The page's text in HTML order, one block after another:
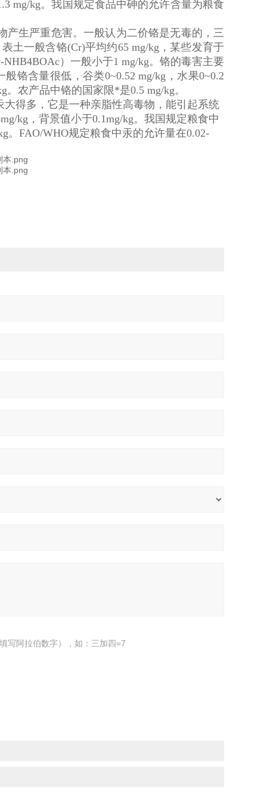
mg/kg。我国规定食品中砷的允许含量为粮食
生严重危害。一般认为二价铬是无毒的，三
土一般含铬(Cr)平均约65 mg/kg，某些发育于
）一般小于1 mg/kg。铬的毒害主要
铬含量很低，谷类0~0.52 mg/kg，水果0~0.2
。农产品中铬的国家限*是0.5 mg/kg。
得多，它是一种亲脂性高毒物，能引起系统
kg，背景值小于0.1mg/kg。我国规定粮食中
。FAO/WHO规定粮食中汞的允许量在0.02-
写阿拉伯数字），如：三加四=7